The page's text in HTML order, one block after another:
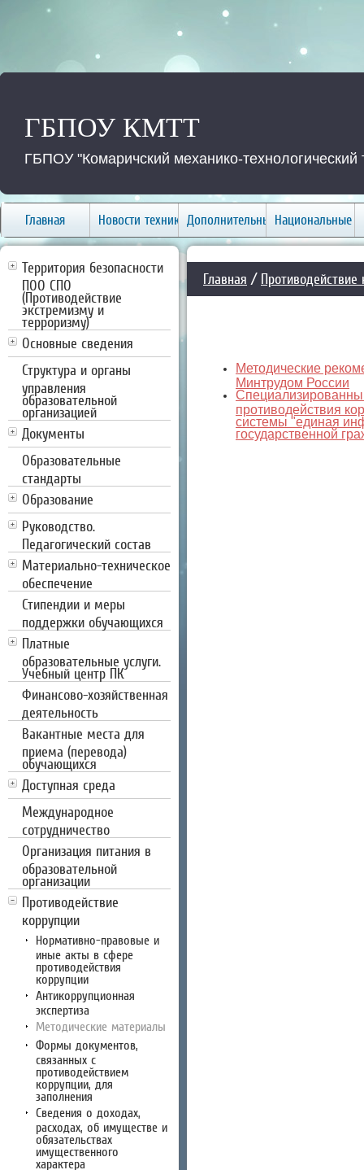
ГБПОУ КМТТ
ГБПОУ "Комаричский механико-технологический
Главная Новости техникумаДополнительные услугиНациональные
Территория безопасности
ПОО СПО
(Противодействие
экстремизму и
терроризму)
Основные сведения
Структура и органы
управления
образовательной
организацией
Документы
Образовательные
стандарты
Образование
Руководство.
Педагогический состав
Материально-техническое
обеспечение
Стипендии и меры
поддержки обучающихся
Платные
образовательные услуги.
Учебный центр ПК
Финансово-хозяйственная
деятельность
Вакантные места для
приема (перевода)
обучающихся
Доступная среда
Международное
сотрудничество
Организация питания в
образовательной
организации
Противодействие
коррупции
Нормативно-правовые и
иные акты в сфере
противодействия
коррупции
Антикоррупционная
экспертиза
Методические материалы
Формы документов,
связанных с
противодействием
коррупции, для
заполнения
Сведения о доходах,
расходах, об имуществе и
обязательствах
имущественного
характера
Главная / Противодействие
Методические
Минтрудом России
противодействия
системы "единая
государственной